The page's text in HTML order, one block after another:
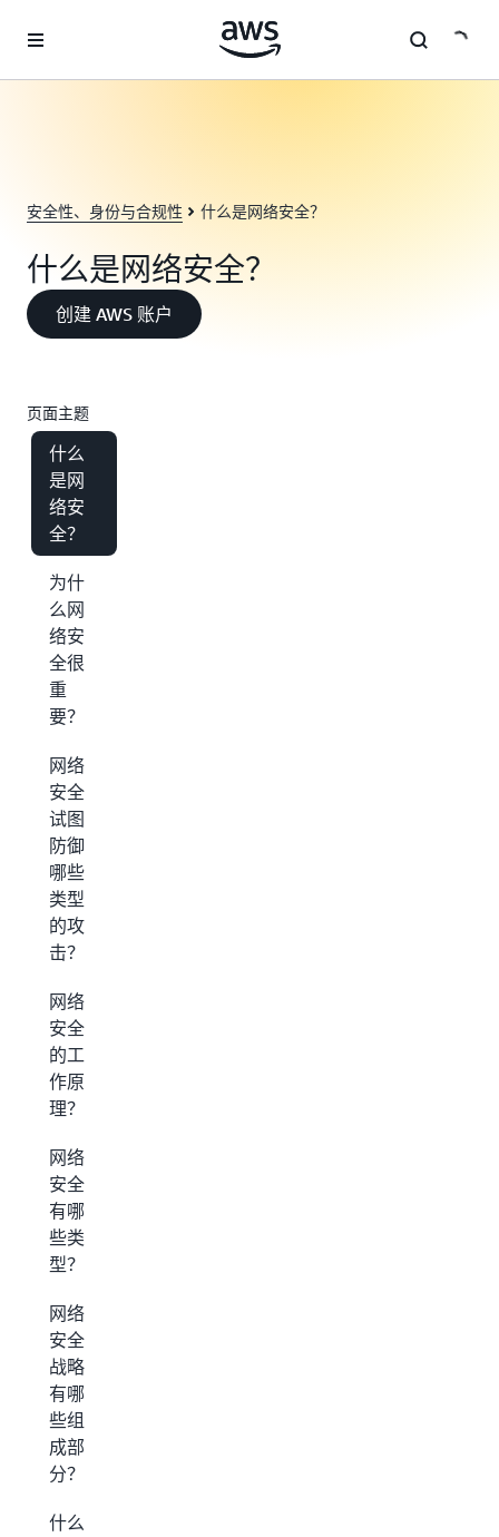
安全性、身份与合规性 什么是网络安全？
什么是网络安全？
创建 AWS 账户
页面主题
什么
是网
络安
全？
为什
么网
络安
全很
重
要？
网络
安全
试图
防御
哪些
类型
的攻
击？
网络
安全
的工
作原
理？
网络
安全
有哪
些类
型？
网络
安全
战略
有哪
些组
成部
分？
什么